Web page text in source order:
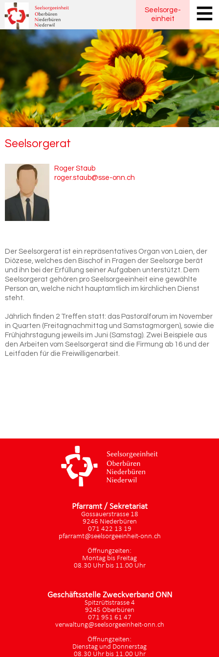
Seelsorge-
einheit
Seel­sor­ge­rat
Roger Staub
roger.staub@sse-onn.ch
Der Seelsorgerat ist ein repräsentatives Organ von Laien, der
Diözese, welches den Bischof in Fragen der Seelsorge berät
und ihn bei der Erfüllung seiner Aufgaben unterstützt. Dem
Seelsorgerat gehören pro Seelsorgeeinheit eine gewählte
Person an, welche nicht hauptamtlich im kirchlichen Dienst
steht.
Jährlich finden 2 Treffen statt: das Pastoralforum im November
in Quarten (Freitagnachmittag und Samstagmorgen), sowie die
Frühjahrstagung jeweils im Juni (Samstag). Zwei Beispiele aus
den Arbeiten vom Seelsorgerat sind die Firmung ab 16 und der
Leitfaden für die Freiwilligenarbeit.
Pfarramt / Sekretariat
Gossauerstrasse 18
9246 Niederbüren
071 422 13 19
pfarramt@seelsorgeeinheit-onn.ch
Öffnungzeiten:
Montag bis Freitag
08.30 Uhr bis 11.00 Uhr
Geschäftsstelle Zweckverband ONN
Spitzrütistrasse 4
9245 Oberbüren
071 951 61 47
verwaltung@seelsorgeeinheit-onn.ch
Öffnungzeiten:
Dienstag und Donnerstag
08.30 Uhr bis 11.00 Uhr